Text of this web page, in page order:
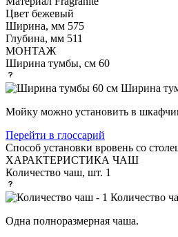
Цвет бежевый
Ширина, мм 575
Глубина, мм 511
МОНТАЖ
Ширина тумбы, см 60
Ширина
Мойку можно установить в
Перейти в глоссарий
Способ установки вровень со
ХАРАКТЕРИСТИКА ЧАШ
Количество чаш, шт. 1
Количество
Одна полноразмерная чаша.